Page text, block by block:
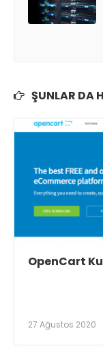
ŞUNLAR DA
OpenCart
27 Ağustos 2020